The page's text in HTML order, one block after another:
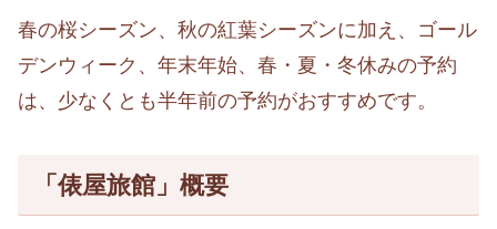
春の桜シーズン、秋の紅葉シーズンに加え、ゴール
デンウィーク、年末年始、春・夏・冬休みの予約
は、少なくとも半年前の予約がおすすめです。
「俵屋旅館」概要